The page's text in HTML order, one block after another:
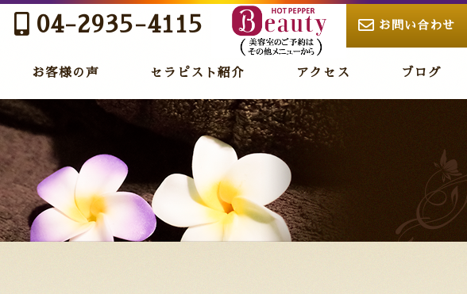
お客様の声 セラピスト紹介 アクセス ブログ
04-2935-4115 お問い合わせ